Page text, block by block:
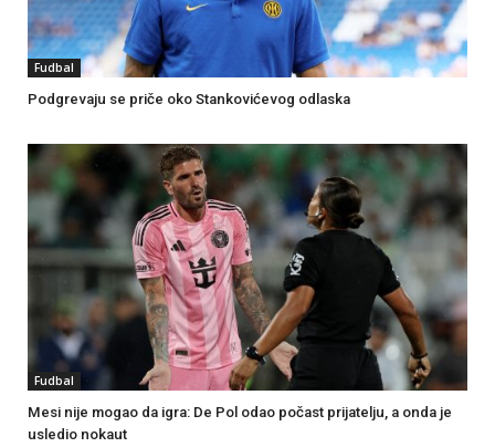
Fudbal
Podgrevaju se priče oko Stankovićevog odlaska
Fudbal
Mesi nije mogao da igra: De Pol odao počast prijatelju, a onda je
usledio nokaut